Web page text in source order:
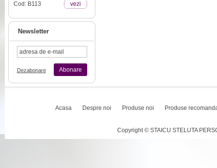
Cod: B113 vezi
Newsletter
Abonare
Dezabonare
Acasa Despre noi Produse noi Produse
Copyright © STAICU STELUTA